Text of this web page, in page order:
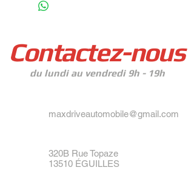
Contactez-nous
du lundi au vendredi 9h - 19h
maxdriveautomobile@gmail.com
320B Rue Topaze
13510 ÉGUILLES